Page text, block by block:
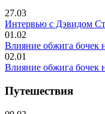
27.03
Интервью с Дэвидом
01.02
Влияние обжига бочек
02.01
Влияние обжига бочек
Путешествия